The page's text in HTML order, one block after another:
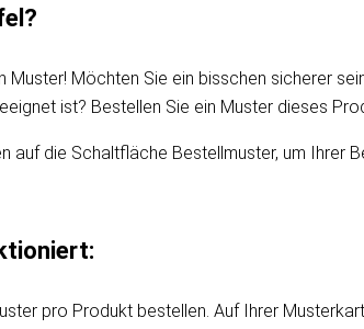
Muster! Möchten Sie ein bisschen sicherer
ist? Bestellen Sie ein Muster dieses
auf die Schaltfläche Bestellmuster, um Ihrer
pro Produkt bestellen. Auf Ihrer